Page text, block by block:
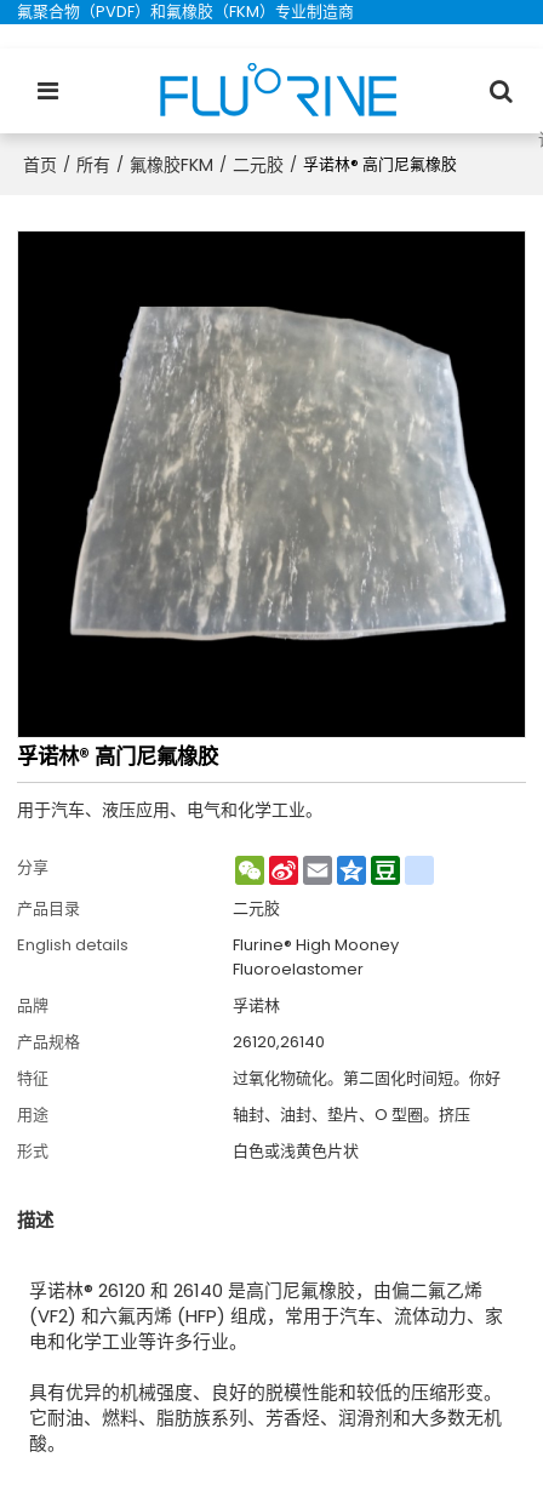
氟聚合物（PVDF）和氟橡胶（FKM）专业制造商
首页 / 所有 / 氟橡胶FKM / 二元胶 / 孚诺林® 高门尼氟橡胶
孚诺林® 高门尼氟橡胶
用于汽车、液压应用、电气和化学工业。
分享 WeChat
Sina
Weibo
EmailQzoneDouban
产品目录
二元胶
English details
Flurine® High Mooney
Fluoroelastomer
品牌
孚诺林
产品规格
26120,26140
特征
过氧化物硫化。第二固化时间短。你好
用途
轴封、油封、垫片、O 型圈。挤压
形式
白色或浅黄色片状
描述
孚诺林® 26120 和 26140 是高门尼氟橡胶，由偏二氟乙烯
(VF2) 和六氟丙烯 (HFP) 组成，常用于汽车、流体动力、家
电和化学工业等许多行业。
具有优异的机械强度、良好的脱模性能和较低的压缩形变。
它耐油、燃料、脂肪族系列、芳香烃、润滑剂和大多数无机
酸。